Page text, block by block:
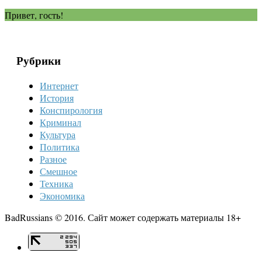
Привет, гость!
Рубрики
Интернет
История
Конспирология
Криминал
Культура
Политика
Разное
Смешное
Техника
Экономика
BadRussians © 2016. Сайт может содержать материалы 18+